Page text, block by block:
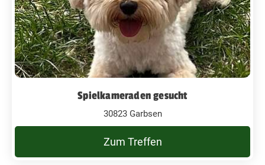
Spielkameraden gesucht
30823 Garbsen
Zum Treffen